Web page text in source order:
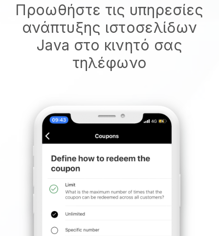
Προωθήστε τις υπηρεσίες
ανάπτυξης ιστοσελίδων
Java στο κινητό σας
τηλέφωνο